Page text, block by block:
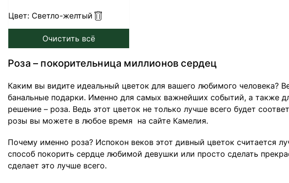
Цвет: Светло-желтый
Очистить всё
Роза – покорительница миллионов сердец
Каким вы видите идеальный цветок для вашего любимого человека?
банальные подарки. Именно для самых важнейших событий, а также
решение – роза. Ведь этот цветок не только лучше всего будет
розы вы можете в любое время на сайте Камелия.
Почему именно роза? Испокон веков этот дивный цветок
способ покорить сердце любимой девушки или просто сделать
сделает это лучше всего.